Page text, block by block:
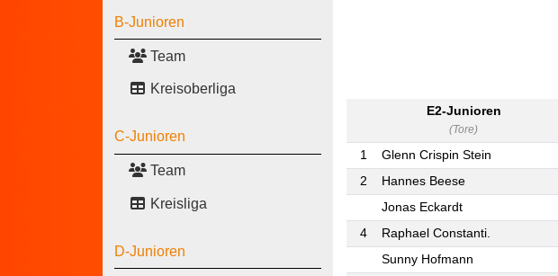
B-Junioren
Team
Kreisoberliga
C-Junioren
Team
Kreisliga
D-Junioren
E2-Junioren
(Tore)
1 Glenn Crispin Stein
2
Hannes Beese
Jonas Eckardt
4
Raphael Constanti.
Sunny Hofmann